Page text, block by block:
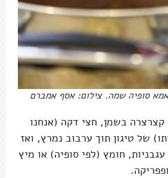
סופיה שמה. צילום: אסף אמברם
קצרצרה בשמן, חצי דקה (אנחנו
של טיגון תוך ערבוב נמרץ, ואז
חומץ (לפי סופיה) או מיץ